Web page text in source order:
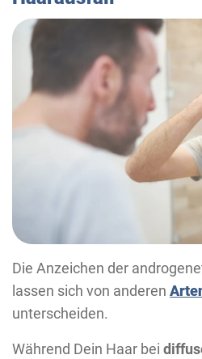
Die Anzeichen der
lassen sich von anderen
unterscheiden.
Während Dein Haar bei